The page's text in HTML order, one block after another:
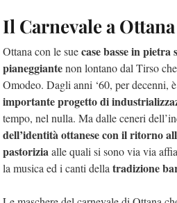
Il Carnevale a Ottana
Ottana con le suecase basse in
pianeggiantenon lontano dal Tirso
Omodeo. Dagli anni ‘60, per decenni,
importante progetto di
tempo, nel nulla. Ma dalle ceneri
dell’identità ottanese con il ritorno
pastoriziaalle quali si sono via via
la musica ed i canti dellatradizione